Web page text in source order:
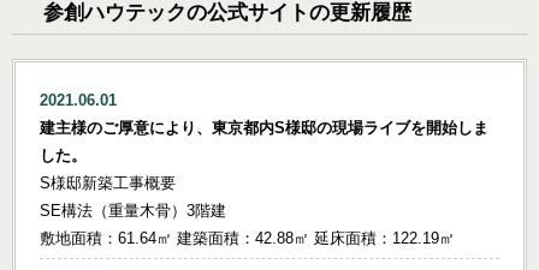
能に優れた構造に加え、パッシブ冷暖システムを採用しており、
一年を通して爽やかに快適にお暮らしです。
参創ハウテックの公式サイトの更新履歴
2021.06.01
建主様のご厚意により、東京都内S様邸の現場ライブを開始しま
した。
S様邸新築工事概要
SE構法（重量木骨）3階建
敷地面積：61.64㎡ 建築面積：42.88㎡ 延床面積：122.19㎡